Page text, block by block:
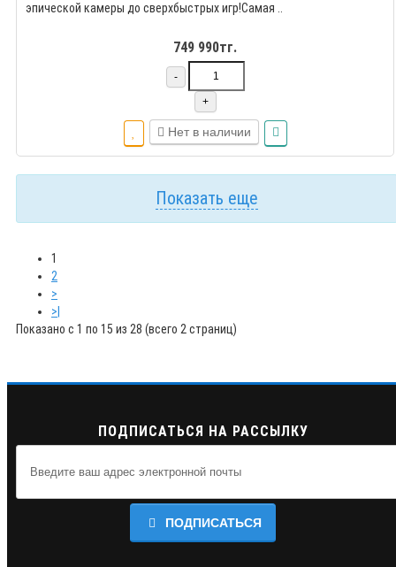
эпической камеры до сверхбыстрых игр!Самая ..
749 990тг.
-
+
Нет в наличии
Показать еще
1
2
>
>|
Показано с 1 по 15 из 28 (всего 2 страниц)
ПОДПИСАТЬСЯ НА РАССЫЛКУ
ПОДПИСАТЬСЯ